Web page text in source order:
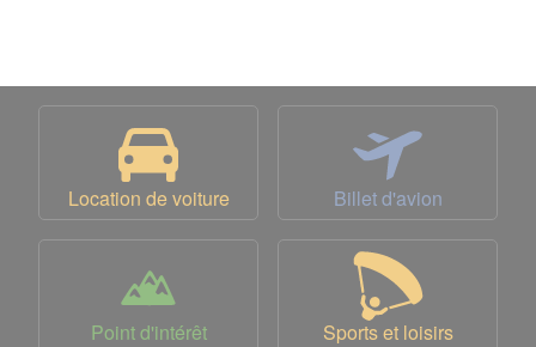
Location de voiture Billet d'avion
Point d'intérêt Sports et loisirs